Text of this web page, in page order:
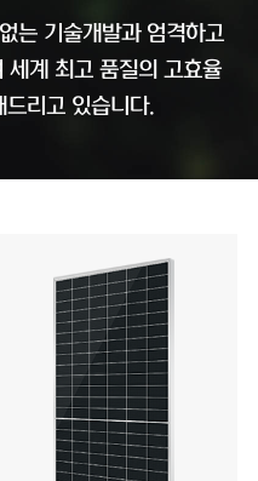
는 기술개발과 엄격하고
세계 최고 품질의 고효율
리고 있습니다.